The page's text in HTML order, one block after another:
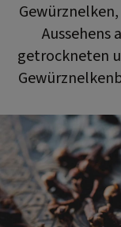
Aussehens
getrockneten